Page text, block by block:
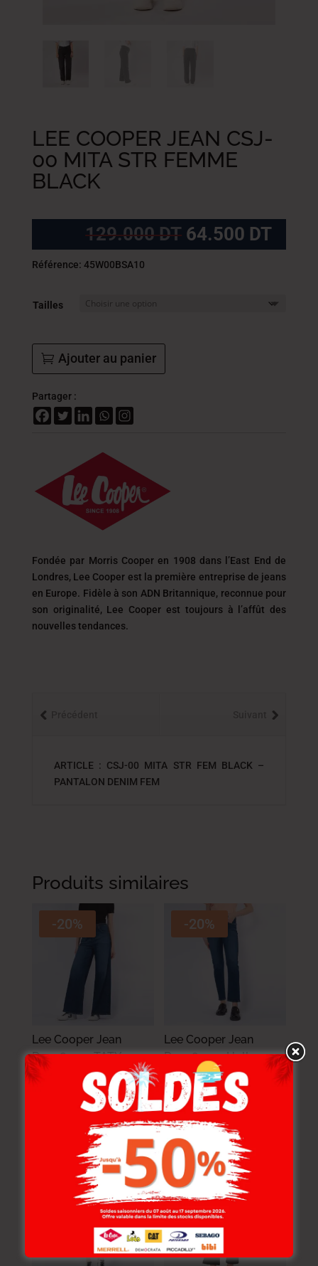
LEE COOPER JEAN CSJ-
00 MITA STR FEMME
BLACK
129.000DT Le
prix
64.500 DTLe
prix
Référence: 45W00BSA10
Tailles
Ajouter au panier
Partager :
Fondée par Morris Cooper en 1908 dans l’East End de
Londres, Lee Cooper est la première entreprise de jeans
en Europe. Fidèle à son ADN Britannique, reconnue pour
son originalité, Lee Cooper est toujours à l’affût des
nouvelles tendances.
ARTICLE : CSJ-00 MITA STR FEM BLACK –
PANTALON DENIM FEM
Produits similaires
-20%
Lee Cooper Jean
D70585-39 TATY
Femme SS 3
-20%
Lee Cooper Jean
D70585-50 Holly
Femme SS 3.
149.000DT
119.200
-20% -30%